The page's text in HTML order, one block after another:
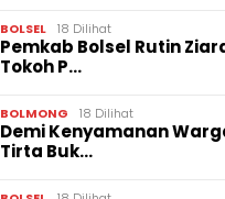
BOLSEL 18 Dilihat
Pemkab Bolsel Rutin
Tokoh P…
BOLMONG 18 Dilihat
Demi Kenyamanan
Tirta Buk…